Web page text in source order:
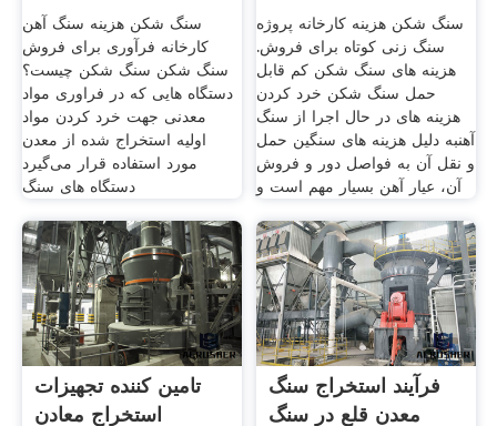
سنگ شکن هزینه سنگ آهن
کارخانه فرآوری برای فروش
سنگ شکن سنگ شکن چیست؟
دستگاه هایی که در فراوری مواد
معدنی جهت خرد کردن مواد
اولیه استخراج شده از معدن
مورد استفاده قرار می‌گیرد
دستگاه های سنگ
سنگ شکن هزینه کارخانه پروژه
سنگ زنی کوتاه برای فروش.
هزینه های سنگ شکن کم قابل
حمل سنگ شکن ‌خرد کردن
هزینه های در حال اجرا از سنگ
آهنبه دلیل هزینه های سنگین حمل
و نقل آن به فواصل دور و فروش
آن، عیار آهن بسیار مهم است و
تامین کننده تجهیزات
استخراج معادن
فرآیند استخراج سنگ
معدن قلع در سنگ